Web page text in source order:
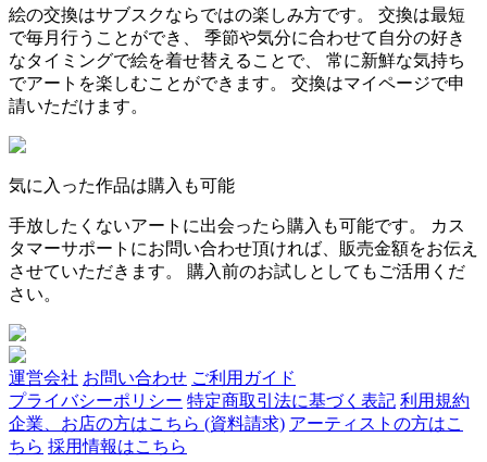
絵の交換はサブスクならではの楽しみ方です。 交換は最短
で毎月行うことができ、 季節や気分に合わせて自分の好き
なタイミングで絵を着せ替えることで、 常に新鮮な気持ち
でアートを楽しむことができます。 交換はマイページで申
請いただけます。
気に入った作品は購入も可能
手放したくないアートに出会ったら購入も可能です。 カス
タマーサポートにお問い合わせ頂ければ、販売金額をお伝え
させていただきます。 購入前のお試しとしてもご活用くだ
さい。
運営会社 お問い合わせ ご利用ガイド
プライバシーポリシー 特定商取引法に基づく表記 利用規約
企業、お店の方はこちら (資料請求) アーティストの方はこ
ちら 採用情報はこちら